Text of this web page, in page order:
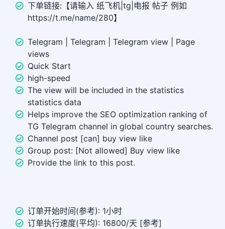
下单链接:【请输入 纸飞机|tg|电报 帖子 例如
https://t.me/name/280】
Telegram | Telegram | Telegram view | Page
views
Quick Start
high-speed
The view will be included in the statistics
statistics data
Helps improve the SEO optimization ranking of
TG Telegram channel in global country searches.
Channel post [can] buy view like
Group post: [Not allowed] Buy view like
Provide the link to this post.
订单开始时间(参考): 1小时
订单执行速度(平均): 16800/天 [参考]